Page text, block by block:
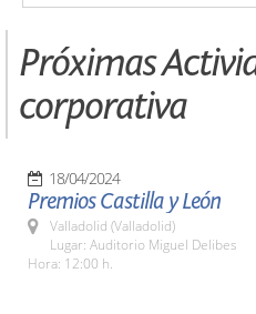
Próximas
corporativa
18/04/2024
Premios Castilla y León
Valladolid (Valladolid)
Lugar: Auditorio Miguel Delibes
Hora: 12:00 h.